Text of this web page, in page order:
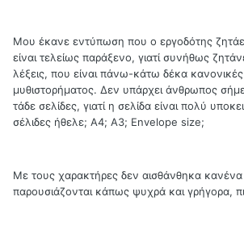
Μου έκανε εντύπωση που ο εργοδότης
είναι τελείως παράξενο, γιατί συνήθως
λέξεις, που είναι πάνω-κάτω δέκα κανονικές
μυθιστορήματος. Δεν υπάρχει άνθρωπος
τάδε σελίδες, γιατί η σελίδα είναι πολύ
σέλιδες ήθελε; Α4; Α3; Envelope size;
Με τους χαρακτήρες δεν αισθάνθηκα κανένα
παρουσιάζονται κάπως ψυχρά και γρήγορα,